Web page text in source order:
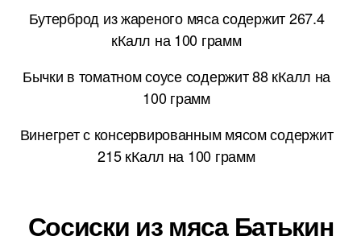
Бутерброд из жареного мяса содержит 267.4
кКалл на 100 грамм
Бычки в томатном соусе содержит 88 кКалл на
100 грамм
Винегрет с консервированным мясом содержит
215 кКалл на 100 грамм
Сосиски из мяса Батькин